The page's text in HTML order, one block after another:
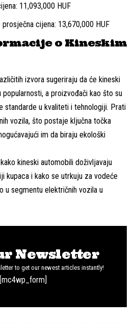
11,093,000 HUF
prosječna cijena: 13,670,000 HUF
o Kineskim
izvora sugeriraju da će kineski
a proizvođači kao što su
standarde u kvaliteti i tehnologiji. Prati
vozila, što postaje ključna točka
im da biraju ekološki
kineski automobili doživljavaju
kupaca i kako se utrkuju za vodeće
u segmentu električnih vozila u
Newsletter
to get our newest articles instantly!
[mc4wp_form]